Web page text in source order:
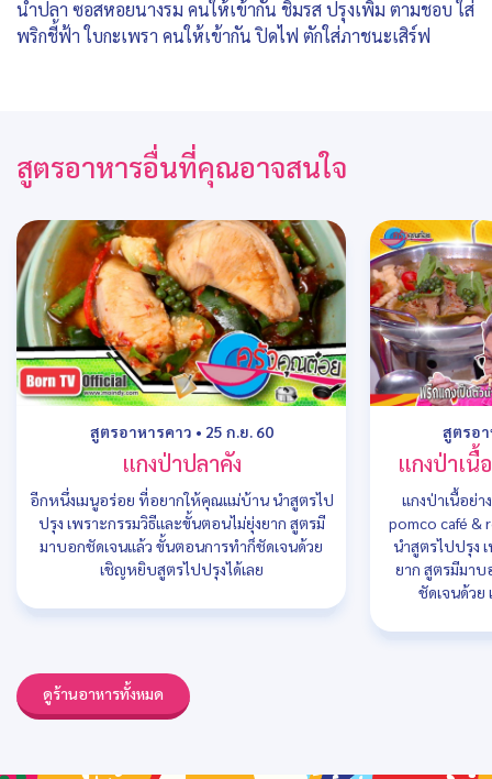
น้ำปลา ซอสหอยนางรม คนให้เข้ากัน ชิมรส ปรุงเพิ่ม ตามชอบ ใส่
พริกชี้ฟ้า ใบกะเพรา คนให้เข้ากัน ปิดไฟ ตักใส่ภาชนะเสิร์ฟ
สูตรอาหารอื่นที่คุณอาจสนใจ
สูตรอาหารคาว • 25 ก.ย. 60
แกงป่าปลาคัง
อีกหนึ่งเมนูอร่อย ที่อยากให้คุณแม่บ้าน นำสูตรไป
ปรุง เพราะกรรมวิธีและขั้นตอนไม่ยุ่งยาก สูตรมี
มาบอกชัดเจนแล้ว ขั้นตอนการทำก็ชัดเจนด้วย
เชิญหยิบสูตรไปปรุงได้เลย
สูตรอ
แกงป่าเนื้
แกงป่าเนื้อย่
pomco café &
นำสูตรไปปรุง
ยาก สูตรมีมา
ชัดเจนด้วย
ดูร้านอาหารทั้งหมด